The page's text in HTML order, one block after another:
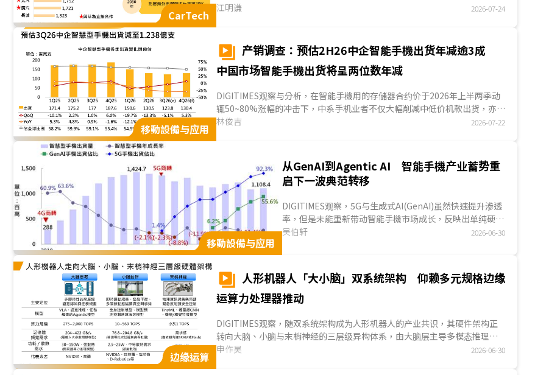
CarTech
将30余年在ICT领域的技术积累，转换为汽车领域的产品方案，并从技术耕
为也全力押注L3级自动驾驶技术，并专注耕耘乘用车市场，将成为车用事业
营收爆发成长关键。
江明谦 2026-07-24
移動設備与应用
产销调查：预估2H26中企智能手機出货年减逾3成
中国市场智能手機出货将呈两位数年减
DIGITIMES观察与分析，在智能手機用的存儲器合约价于2026年上半两季动
辄50~80%涨幅的冲击下，中系手机业者不仅大幅削减中低价机款出货，亦无
力于618购物促销档期提供吸引消费者的足够折扣，以致于第2季中国智能手
林俊吉 2026-07-22
移動設備与应用
从GenAI到Agentic AI 智能手機产业蓄势重
启下一波典范转移
DIGITIMES观察，5G与生成式AI(GenAI)虽然快速提升渗透
率，但是未能重新带动智能手機市场成长，反映出单纯硬件
升级与功能强化已难创造新的换机需求。从2026年G...
吴伯轩 2026-06-30
边缘运算
人形机器人「大小脑」双系统架构 仰赖多元规格边缘
运算力处理器推动
DIGITIMES观察，随双系统架构成为人形机器人的产业共识，其硬件架构正
转向大脑、小脑与末梢神经的三层级异构体系，由大脑层主导多模态推理与
任务規劃等代理AI类任务、小脑层负责高频闭环控制与物理姿态平衡、末梢
申作昊 2026-06-30